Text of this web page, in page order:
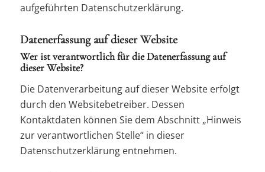
aufgeführten Datenschutzerklärung.
Datenerfassung auf dieser Website
Wer ist verantwortlich für die Datenerfassung auf
dieser Website?
Die Datenverarbeitung auf dieser Website erfolgt
durch den Websitebetreiber. Dessen
Kontaktdaten können Sie dem Abschnitt „Hinweis
zur verantwortlichen Stelle“ in dieser
Datenschutzerklärung entnehmen.